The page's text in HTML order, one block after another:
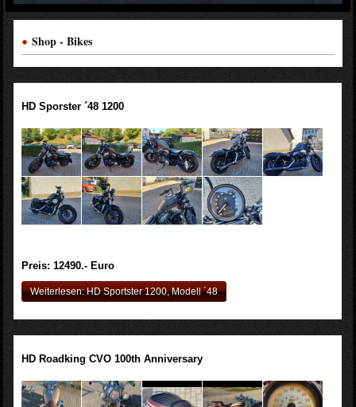
Shop - Bikes
HD Sporster ´48 1200
Preis: 12490.- Euro
Weiterlesen: HD Sportster 1200, Modell ´48
HD Roadking CVO 100th Anniversary